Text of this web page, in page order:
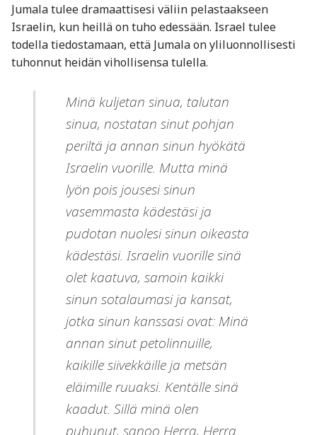
Jumala tulee dramaattisesi väliin pelastaakseen
Israelin, kun heillä on tuho edessään. Israel tulee
todella tiedostamaan, että Jumala on yliluonnollisesti
tuhonnut heidän vihollisensa tulella.
Minä kuljetan sinua, talutan
sinua, nostatan sinut pohjan
periltä ja annan sinun hyökätä
Israelin vuorille. Mutta minä
lyön pois jousesi sinun
vasemmasta kädestäsi ja
pudotan nuolesi sinun oikeasta
kädestäsi.Israelin vuorille sinä
olet kaatuva, samoin kaikki
sinun sotalaumasi ja kansat,
jotka sinun kanssasi ovat: Minä
annan sinut petolinnuille,
kaikille siivekkäille ja metsän
eläimille ruuaksi. Kentälle sinä
kaadut. Sillä minä olen
puhunut, sanoo Herra, Herra.